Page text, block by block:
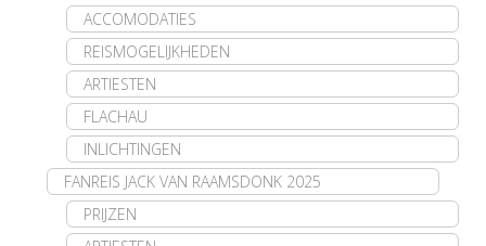
ACCOMODATIES
REISMOGELIJKHEDEN
ARTIESTEN
FLACHAU
INLICHTINGEN
FANREIS JACK VAN RAAMSDONK 2025
PRIJZEN